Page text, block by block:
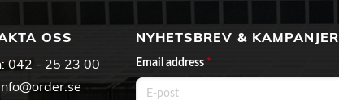
OSS
042 - 25 23 00
NYHETSBREV & KAMPANJER
Email address *